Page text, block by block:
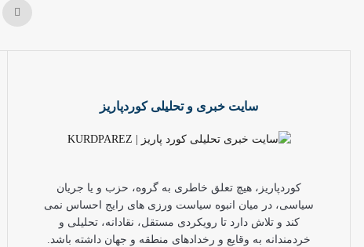
سایت خبری و تحلیلی کوردپاریز
کوردپاریز، هیچ تعلق خاطری به گروه، حزب و یا جریان
سیاسی، در میان انبوه سیاست ورزی های رایج احساس نمی
کند و تلاش دارد تا رویکردی مستقل، نقادانه، تحلیلی و
خردمندانه به وقایع و رخدادهای منطقه و جهان داشته باشد.